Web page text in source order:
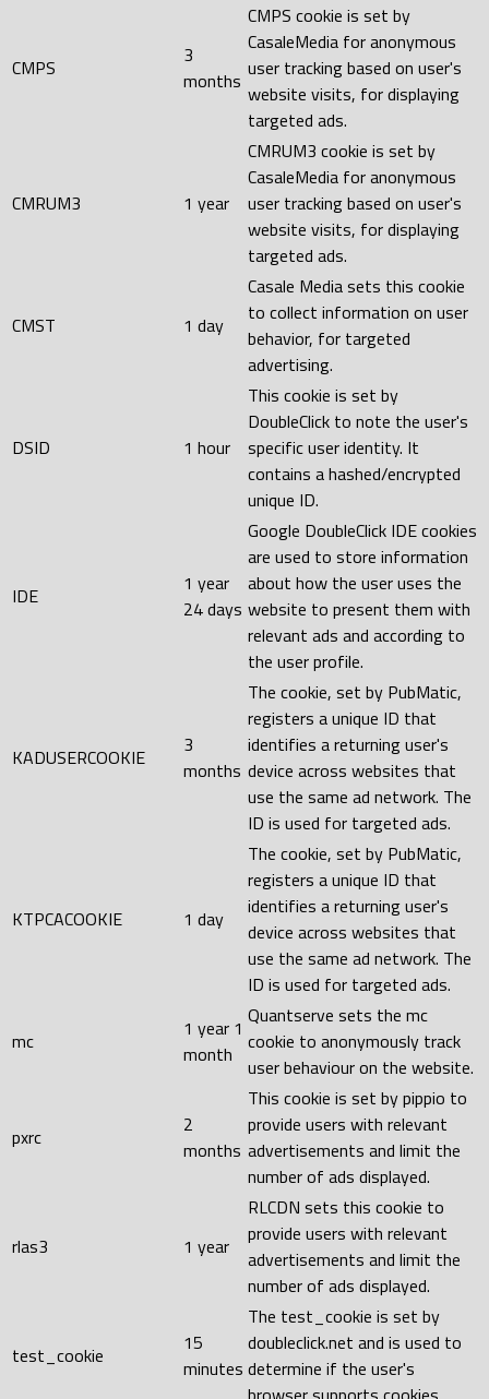
CMPS
3
months
CMPS cookie is set by
CasaleMedia for anonymous
user tracking based on user's
website visits, for displaying
targeted ads.
CMRUM3 1 year
CMRUM3 cookie is set by
CasaleMedia for anonymous
user tracking based on user's
website visits, for displaying
targeted ads.
CMST 1 day
Casale Media sets this cookie
to collect information on user
behavior, for targeted
advertising.
DSID 1 hour
This cookie is set by
DoubleClick to note the user's
specific user identity. It
contains a hashed/encrypted
unique ID.
IDE
1 year
24 days
Google DoubleClick IDE cookies
are used to store information
about how the user uses the
website to present them with
relevant ads and according to
the user profile.
KADUSERCOOKIE
3
months
The cookie, set by PubMatic,
registers a unique ID that
identifies a returning user's
device across websites that
use the same ad network. The
ID is used for targeted ads.
KTPCACOOKIE 1 day
The cookie, set by PubMatic,
registers a unique ID that
identifies a returning user's
device across websites that
use the same ad network. The
ID is used for targeted ads.
mc
1 year 1
month
Quantserve sets the mc
cookie to anonymously track
user behaviour on the website.
pxrc
2
months
This cookie is set by pippio to
provide users with relevant
advertisements and limit the
number of ads displayed.
rlas3 1 year
RLCDN sets this cookie to
provide users with relevant
advertisements and limit the
number of ads displayed.
test_cookie
15
minutes
The test_cookie is set by
doubleclick.net and is used to
determine if the user's